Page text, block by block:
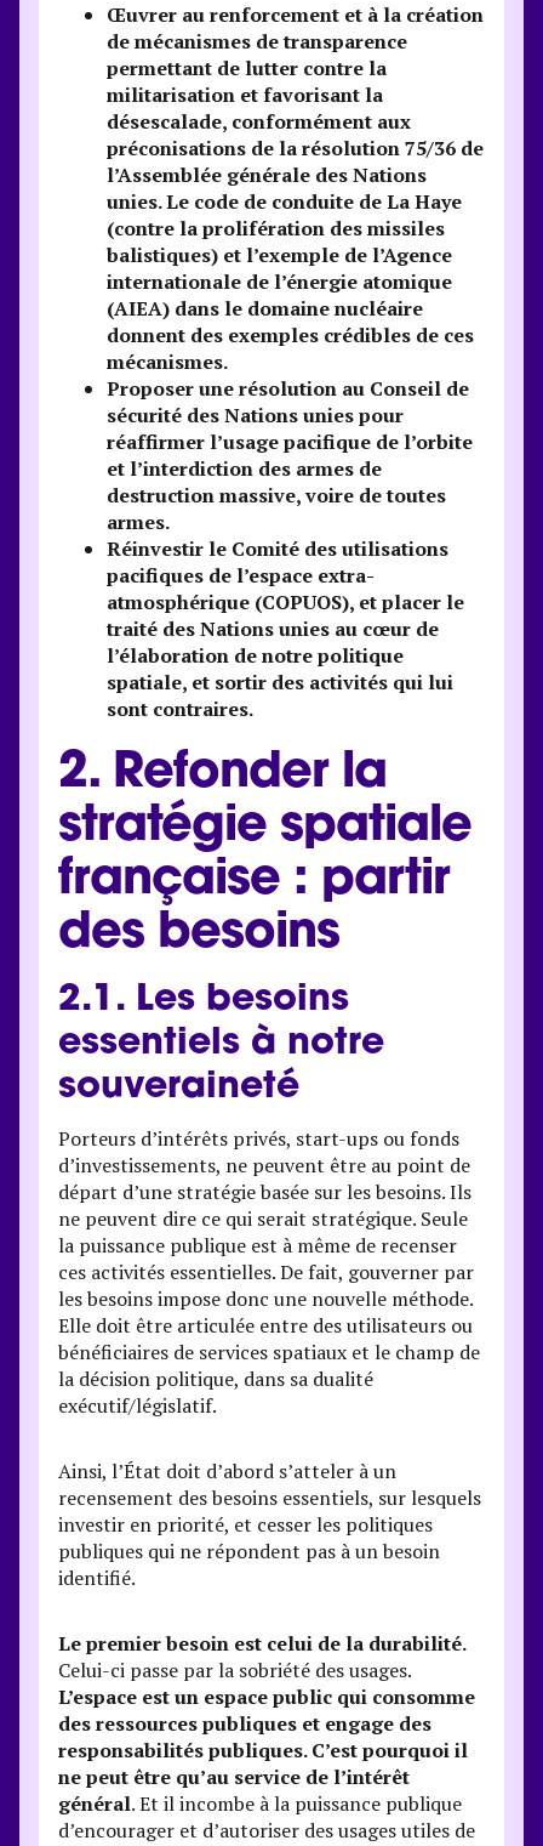
Œuvrer au renforcement et à la création
de mécanismes de transparence
permettant de lutter contre la
militarisation et favorisant la
désescalade, conformément aux
préconisations de la résolution 75/36 de
l’Assemblée générale des Nations
unies. Le code de conduite de La Haye
(contre la prolifération des missiles
balistiques) et l’exemple de l’Agence
internationale de l’énergie atomique
(AIEA) dans le domaine nucléaire
donnent des exemples crédibles de ces
mécanismes.
Proposer une résolution au Conseil de
sécurité des Nations unies pour
réaffirmer l’usage pacifique de l’orbite
et l’interdiction des armes de
destruction massive, voire de toutes
armes.
Réinvestir le Comité des utilisations
pacifiques de l’espace extra-
atmosphérique (COPUOS), et placer le
traité des Nations unies au cœur de
l’élaboration de notre politique
spatiale, et sortir des activités qui lui
sont contraires.
2. Refonder la
stratégie spatiale
française : partir
des besoins
2.1. Les besoins
essentiels à notre
souveraineté
Porteurs d’intérêts privés, start-ups ou fonds
d’investissements, ne peuvent être au point de
départ d’une stratégie basée sur les besoins. Ils
ne peuvent dire ce qui serait stratégique. Seule
la puissance publique est à même de recenser
ces activités essentielles. De fait, gouverner par
les besoins impose donc une nouvelle méthode.
Elle doit être articulée entre des utilisateurs ou
bénéficiaires de services spatiaux et le champ de
la décision politique, dans sa dualité
exécutif/législatif.
Ainsi, l’État doit d’abord s’atteler à un
recensement des besoins essentiels, sur lesquels
investir en priorité, et cesser les politiques
publiques qui ne répondent pas à un besoin
identifié.
Le premier besoin est celui de la durabilité.
Celui-ci passe par la sobriété des usages.
L’espace est un espace public qui consomme
des ressources publiques et engage des
responsabilités publiques. C’est pourquoi il
ne peut être qu’au service de l’intérêt
général. Et il incombe à la puissance publique
d’encourager et d’autoriser des usages utiles de